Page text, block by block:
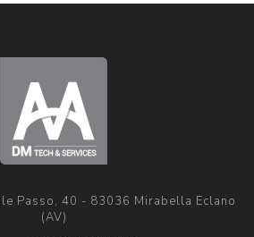
Passo, 40 - 83036 Mirabella Eclano
(AV)